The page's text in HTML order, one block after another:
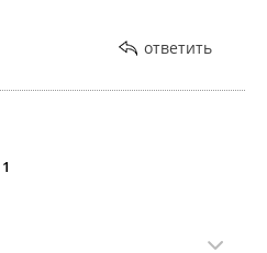
ответить
1